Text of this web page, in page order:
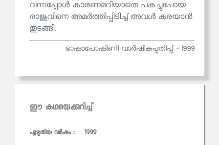
വന്നപ്പോൾ കാരണമറിയാതെ പകച്ചുപോയ
രാജുവിനെ അമർത്തിപ്പിടിച്ച് അവൾ കരയാൻ
തുടങ്ങി.
ഭാഷാപോഷിണി വാര്‍ഷികപ്പതിപ്പ് - 1999
ഈ കഥയെക്കുറിച്ച്
എഴുതിയ വര്‍ഷം : 1999